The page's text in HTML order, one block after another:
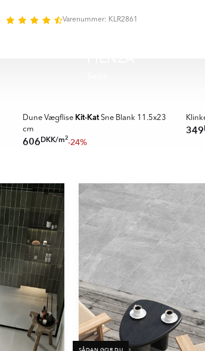
Varenummer: KLR2861
Dune Vægflise Kit-KatSne Blank 11.5x23
cm
606DKK/m2-24%
349